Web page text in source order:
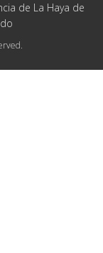
de La Haya de